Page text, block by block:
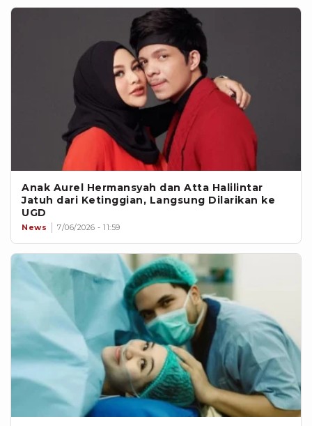
Anak Aurel Hermansyah dan Atta Halilintar
Jatuh dari Ketinggian, Langsung Dilarikan ke
UGD
News 7/06/2026 - 11:59